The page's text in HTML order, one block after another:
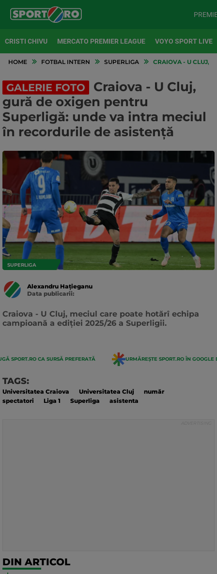
CRISTI CHIVU MERCATO PREMIER LEAGUE VOYO SPORT LIVE
HOME FOTBAL INTERN SUPERLIGA CRAIOVA - U CLUJ,
GALERIE FOTO
Craiova - U Cluj,
gură de oxigen pentru
Superligă: unde va intra meciul
în recordurile de asistență
SUPERLIGA
Alexandru Hațieganu
Data publicarii:
Craiova - U Cluj, meciul care poate hotărî echipa
campioană a ediției 2025/26 a Superligii.
SPORT.RO CA SURSĂ PREFERATĂ URMĂREȘTE SPORT.RO ÎN GOOGLE
TAGS:
Universitatea Craiova Universitatea Cluj
număr
spectatori
Liga 1 Superliga asistenta
DIN ARTICOL